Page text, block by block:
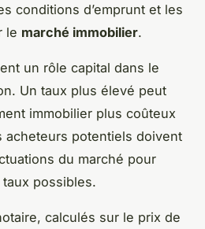
conditions d’emprunt et les
le marché immobilier.
un rôle capital dans le
Un taux plus élevé peut
immobilier plus coûteux
acheteurs potentiels doivent
du marché pour
possibles.
calculés sur le prix de